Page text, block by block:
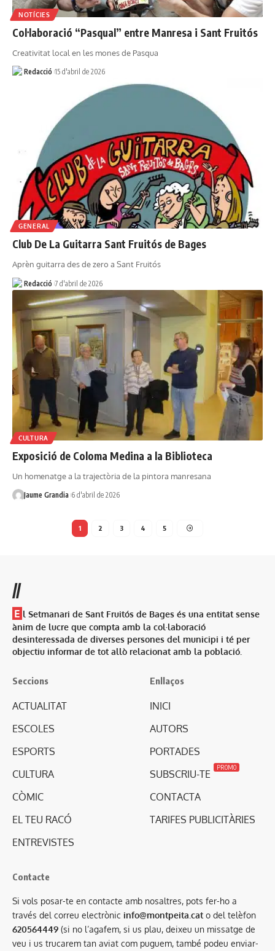
NOTÍCIES
Col·laboració “Pasqual” entre Manresa i Sant Fruitós
Creativitat local en les mones de Pasqua
Redacció 15 d'abril de 2026
GENERAL
Club De La Guitarra Sant Fruitós de Bages
Aprèn guitarra des de zero a Sant Fruitós
Redacció 7 d'abril de 2026
CULTURA
Exposició de Coloma Medina a la Biblioteca
Un homenatge a la trajectòria de la pintora manresana
Jaume Grandia 6 d'abril de 2026
1 2 3 4 5
//
E l Setmanari de Sant Fruitós de Bages és una entitat sense
ànim de lucre que compta amb la col·laboració
desinteressada de diverses persones del municipi i té per
objectiu informar de tot allò relacionat amb la població.
Seccions
ACTUALITAT
ESCOLES
ESPORTS
CULTURA
CÒMIC
EL TEU RACÓ
ENTREVISTES
Enllaços
INICI
AUTORS
PORTADES
SUBSCRIU-TE
PROMO
CONTACTA
TARIFES PUBLICITÀRIES
Contacte
Si vols posar-te en contacte amb nosaltres, pots fer-ho a
través del correu electrònic info@montpeita.cat o del telèfon
620564449 (si no l’agafem, si us plau, deixeu un missatge de
veu i us trucarem tan aviat com puguem, també podeu enviar-